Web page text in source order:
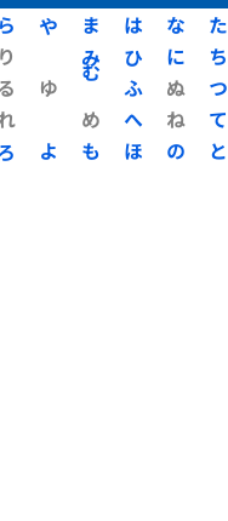
た
ち
つ
て
と
な
に
ぬ
ね
の
は
ひ
ふ
へ
ほ
ま
み
む
め
も
や
ゆ
よ
ら
り